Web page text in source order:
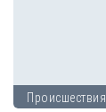
Происшествия